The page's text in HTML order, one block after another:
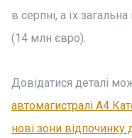
в серпні, а їх
(14 млн євро).
Довідатися деталі
автомагистралі А4
нові зони відпочинку